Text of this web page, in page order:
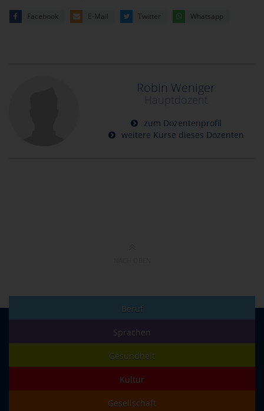
Facebook E-Mail Twitter Whatsapp
Robin Weniger
Hauptdozent
zum Dozentenprofil
weitere Kurse dieses Dozenten
Beruf
Sprachen
Gesundheit
Kultur
Gesellschaft